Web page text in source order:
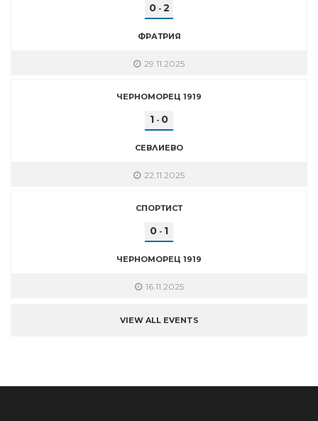
0- 2
ФРАТРИЯ
29.11.2025
ЧЕРНОМОРЕЦ 1919
1 - 0
СЕВЛИЕВО
22.11.2025
СПОРТИСТ
0 - 1
ЧЕРНОМОРЕЦ 1919
16.11.2025
VIEW ALL EVENTS